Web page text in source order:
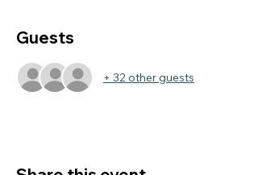
Guests
+ 32 other guests